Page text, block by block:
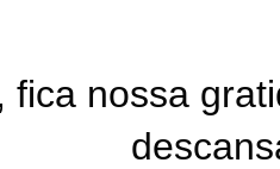
fica nossa